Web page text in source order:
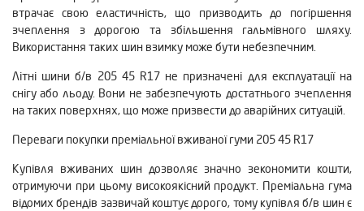
втрачає свою еластичність, що призводить до погіршення
зчеплення з дорогою та збільшення гальмівного шляху.
Використання таких шин взимку може бути небезпечним.
Літні шини б/в 205 45 R17 не призначені для експлуатації на
снігу або льоду. Вони не забезпечують достатнього зчеплення
на таких поверхнях, що може призвести до аварійних ситуацій.
Переваги покупки преміальної вживаної гуми 205 45 R17
Купівля вживаних шин дозволяє значно зекономити кошти,
отримуючи при цьому високоякісний продукт. Преміальна гума
відомих брендів зазвичай коштує дорого, тому купівля б/в шин є